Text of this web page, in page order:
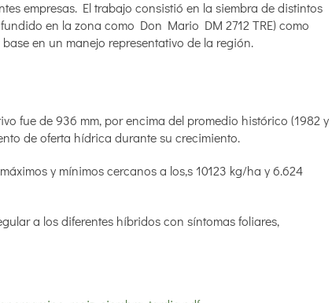
empresas. El trabajo consistió en la siembra de distintos
en la zona como Don Mario DM 2712 TRE) como
en un manejo representativo de la región.
fue de 936 mm, por encima del promedio histórico (1982 y
de oferta hídrica durante su crecimiento.
y mínimos cercanos a los,s 10123 kg/ha y 6.624
a los diferentes híbridos con síntomas foliares,